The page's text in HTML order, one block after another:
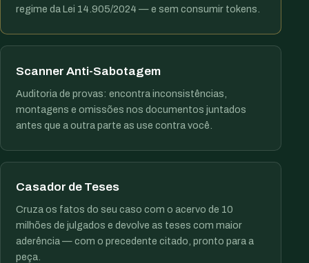
regime da Lei 14.905/2024 — e sem consumir tokens.
Scanner Anti-Sabotagem
Auditoria de provas: encontra inconsistências,
montagens e omissões nos documentos juntados
antes que a outra parte as use contra você.
Casador de Teses
Cruza os fatos do seu caso com o acervo de 10
milhões de julgados e devolve as teses com maior
aderência — com o precedente citado, pronto para a
peça.